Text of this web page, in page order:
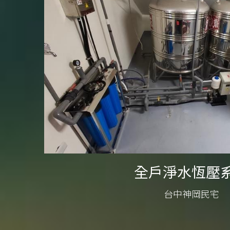
全戶淨水恆壓
台中神岡民宅